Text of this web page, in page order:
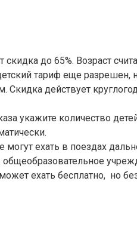
до 65%. Возраст
тариф еще разрешен,
Скидка действует
укажите количество
могут ехать в поездах
ехать бесплатно, но